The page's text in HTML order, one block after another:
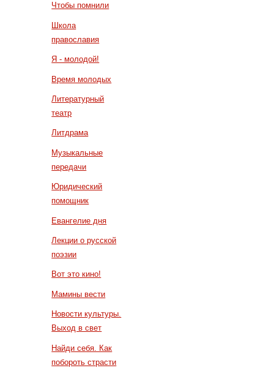
Чтобы помнили
Школа
православия
Я - молодой!
Время молодых
Литературный
театр
Литдрама
Музыкальные
передачи
Юридический
помощник
Евангелие дня
Лекции о русской
поэзии
Вот это кино!
Мамины вести
Новости культуры.
Выход в свет
Найди себя. Как
побороть страсти